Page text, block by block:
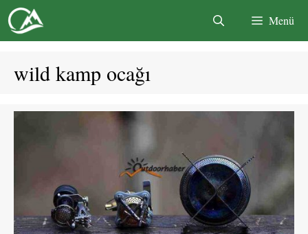
İçeriğe
atla
Menü
wild kamp ocağı